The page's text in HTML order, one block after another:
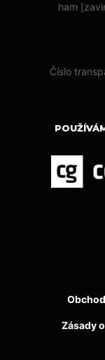
ham
Číslo
Zásady